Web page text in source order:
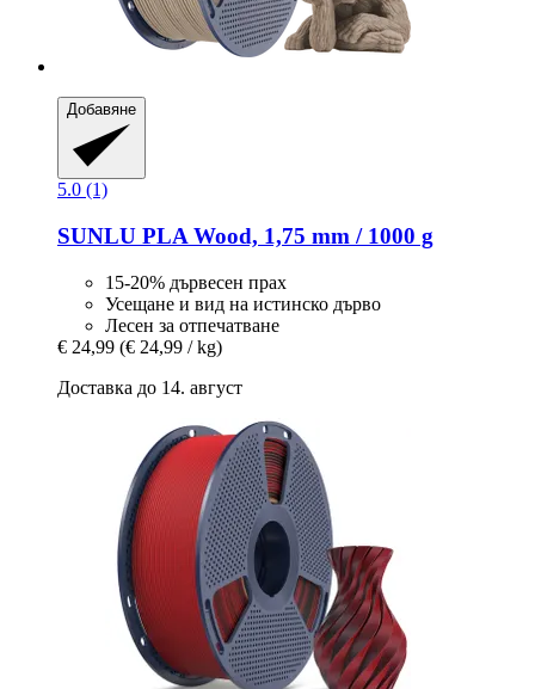
Добавяне
5.0 (1)
SUNLU PLA Wood, 1,75 mm / 1000 g
15-20% дървесен прах
Усещане и вид на истинско дърво
Лесен за отпечатване
€ 24,99 (€ 24,99 / kg)
Доставка до 14. август